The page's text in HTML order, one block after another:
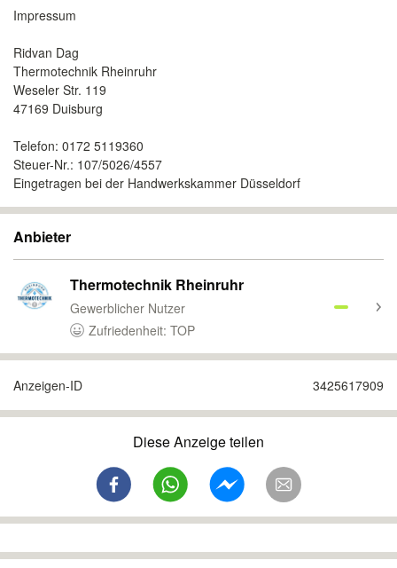
Impressum
Ridvan Dag
Thermotechnik Rheinruhr
Weseler Str. 119
47169 Duisburg
Telefon: 0172 5119360
Steuer-Nr.: 107/5026/4557
Eingetragen bei der Handwerkskammer Düsseldorf
Anbieter
Thermotechnik Rheinruhr
Gewerblicher Nutzer
Zufriedenheit: TOP
Anzeigen-ID 3425617909
Diese Anzeige teilen